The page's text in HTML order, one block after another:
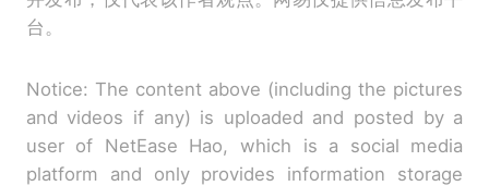
台。
Notice: The content above (including the pictures
and videos if any) is uploaded and posted by a
user of NetEase Hao, which is a social media
platform and only provides information storage